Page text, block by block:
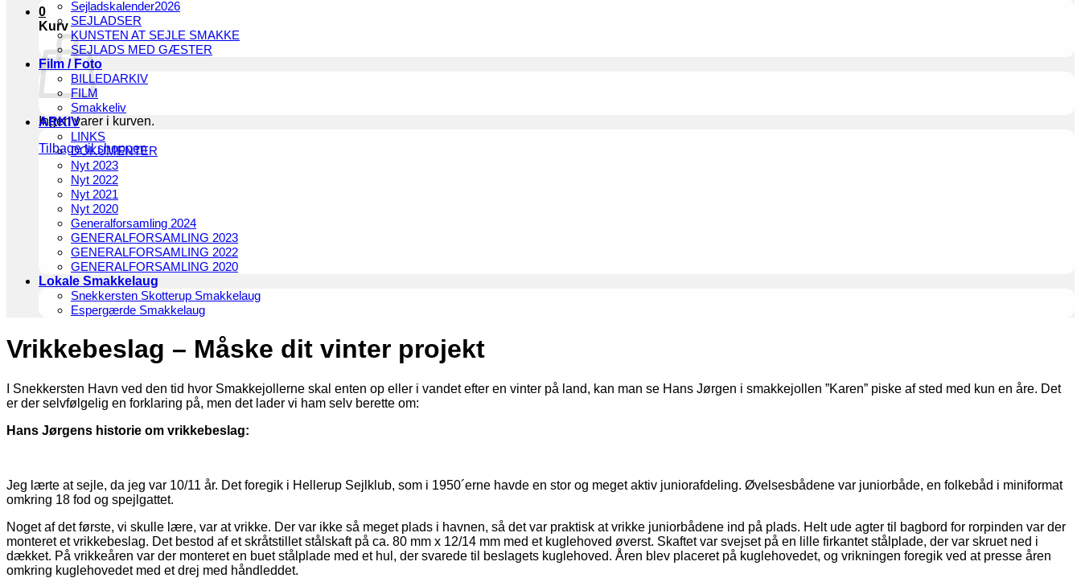
0
Kurv
Ingen varer i kurven.
Tilbage til shoppen
Sejladskalender2026
SEJLADSER
KUNSTEN AT SEJLE SMAKKE
SEJLADS MED GÆSTER
Film / Foto
BILLEDARKIV
FILM
Smakkeliv
ARKIV
LINKS
DOKUMENTER
Nyt 2023
Nyt 2022
Nyt 2021
Nyt 2020
Generalforsamling 2024
GENERALFORSAMLING 2023
GENERALFORSAMLING 2022
GENERALFORSAMLING 2020
Lokale Smakkelaug
Snekkersten Skotterup Smakkelaug
Espergærde Smakkelaug
Vrikkebeslag – Måske dit vinter projekt
I Snekkersten Havn ved den tid hvor Smakkejollerne skal enten op eller i vandet efter en vinter på land, kan man se Hans Jørgen i smakkejollen ”Karen” piske af sted med kun en åre. Det
er der selvfølgelig en forklaring på, men det lader vi ham selv berette om:
Hans Jørgens historie om vrikkebeslag:
Jeg lærte at sejle, da jeg var 10/11 år. Det foregik i Hellerup Sejlklub, som i 1950´erne havde en stor og meget aktiv juniorafdeling. Øvelsesbådene var juniorbåde, en folkebåd i miniformat
omkring 18 fod og spejlgattet.
Noget af det første, vi skulle lære, var at vrikke. Der var ikke så meget plads i havnen, så det var praktisk at vrikke juniorbådene ind på plads. Helt ude agter til bagbord for rorpinden var der
monteret et vrikkebeslag. Det bestod af et skråtstillet stålskaft på ca. 80 mm x 12/14 mm med et kuglehoved øverst. Skaftet var svejset på en lille firkantet stålplade, der var skruet ned i
dækket. På vrikkeåren var der monteret en buet stålplade med et hul, der svarede til beslagets kuglehoved. Åren blev placeret på kuglehovedet, og vrikningen foregik ved at presse åren
omkring kuglehovedet med et drej med håndleddet.